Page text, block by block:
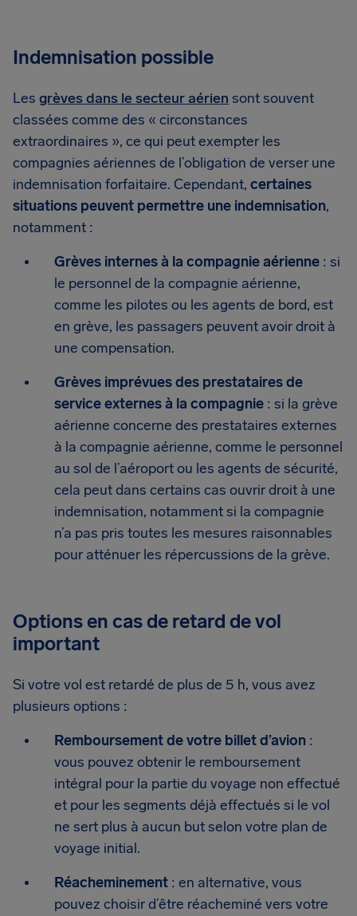
Indemnisation possible
Les grèves dans le secteur aérien sont souvent
classées comme des « circonstances
extraordinaires », ce qui peut exempter les
compagnies aériennes de l’obligation de verser une
indemnisation forfaitaire. Cependant, certaines
situations peuvent permettre une indemnisation,
notamment :
Grèves internes à la compagnie aérienne : si
le personnel de la compagnie aérienne,
comme les pilotes ou les agents de bord, est
en grève, les passagers peuvent avoir droit à
une compensation.
Grèves imprévues des prestataires de
service externes à la compagnie : si la grève
aérienne concerne des prestataires externes
à la compagnie aérienne, comme le personnel
au sol de l’aéroport ou les agents de sécurité,
cela peut dans certains cas ouvrir droit à une
indemnisation, notamment si la compagnie
n’a pas pris toutes les mesures raisonnables
pour atténuer les répercussions de la grève.
Options en cas de retard de vol
important
Si votre vol est retardé de plus de 5 h, vous avez
plusieurs options :
Remboursement de votre billet d’avion :
vous pouvez obtenir le remboursement
intégral pour la partie du voyage non effectué
et pour les segments déjà effectués si le vol
ne sert plus à aucun but selon votre plan de
voyage initial.
Réacheminement : en alternative, vous
pouvez choisir d’être réacheminé vers votre